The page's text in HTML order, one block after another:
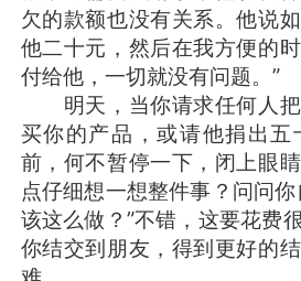
欠的款额也没有关系。他说
他二十元，然后在我方便的
付给他，一切就没有问题。”
明天，当你请求任何人把
买你的产品，或请他捐出五
前，何不暂停一下，闭上眼
点仔细想一想整件事？问问
该这么做？”不错，这要花费
你结交到朋友，得到更好的